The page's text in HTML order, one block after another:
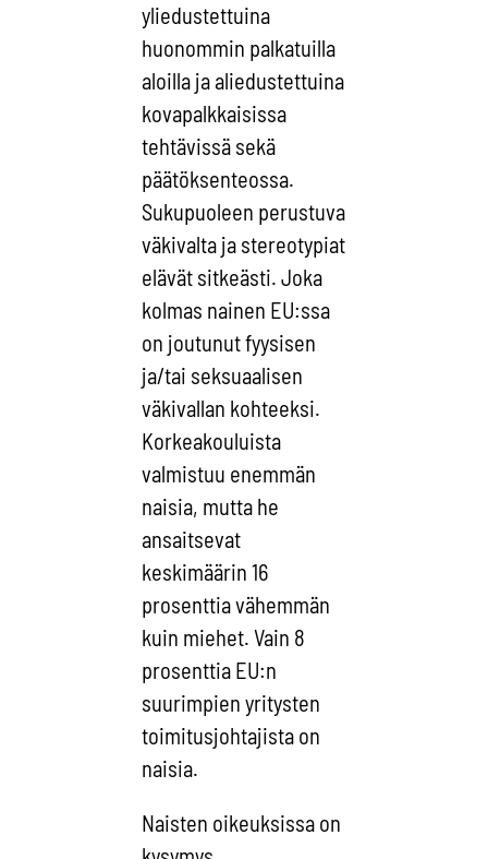
yliedustettuina
huonommin palkatuilla
aloilla ja aliedustettuina
kovapalkkaisissa
tehtävissä sekä
päätöksenteossa.
Sukupuoleen perustuva
väkivalta ja stereotypiat
elävät sitkeästi. Joka
kolmas nainen EU:ssa
on joutunut fyysisen
ja/tai seksuaalisen
väkivallan kohteeksi.
Korkeakouluista
valmistuu enemmän
naisia, mutta he
ansaitsevat
keskimäärin 16
prosenttia vähemmän
kuin miehet. Vain 8
prosenttia EU:n
suurimpien yritysten
toimitusjohtajista on
naisia.
Naisten oikeuksissa on